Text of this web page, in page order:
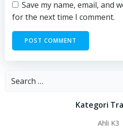
Save my name, email, and
for the next time I comment.
Search
Kategori
Ahli K3